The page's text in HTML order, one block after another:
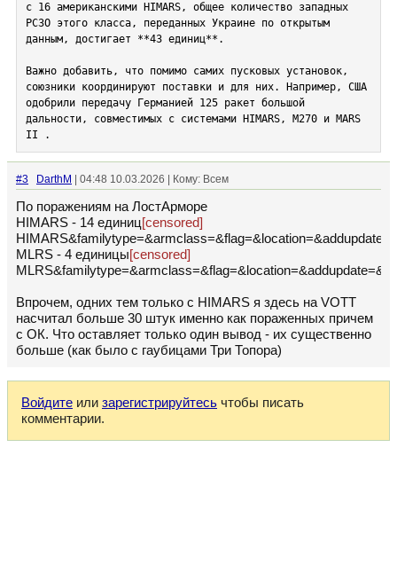
с 16 американскими HIMARS, общее количество западных
РСЗО этого класса, переданных Украине по открытым
данным, достигает **43 единиц**.
Важно добавить, что помимо самих пусковых установок,
союзники координируют поставки и для них. Например, США
одобрили передачу Германией 125 ракет большой
дальности, совместимых с системами HIMARS, M270 и MARS
II .
#3 DarthM | 04:48 10.03.2026 | Кому: Всем
По поражениям на ЛостАрморе
HIMARS - 14 единиц[censored]
MLRS - 4 единицы[censored]
Впрочем, одних тем только с HIMARS я здесь на VOTT
насчитал больше 30 штук именно как пораженных причем
с ОК. Что оставляет только один вывод - их существенно
больше (как было с гаубицами Три Топора)
Войдите или зарегистрируйтесь чтобы писать
комментарии.